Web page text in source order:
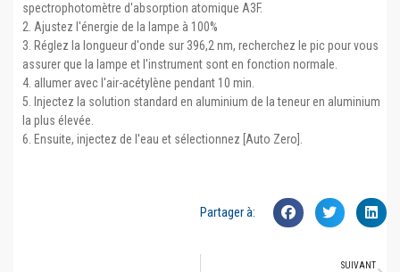
spectrophotomètre d'absorption atomique A3F.
2. Ajustez l'énergie de la lampe à 100%
3. Réglez la longueur d'onde sur 396,2 nm, recherchez le pic pour vous
assurer que la lampe et l'instrument sont en fonction normale.
4. allumer avec l'air-acétylène pendant 10 min.
5. Injectez la solution standard en aluminium de la teneur en aluminium
la plus élevée.
6. Ensuite, injectez de l'eau et sélectionnez [Auto Zero].
Partager à:
SUIVANT